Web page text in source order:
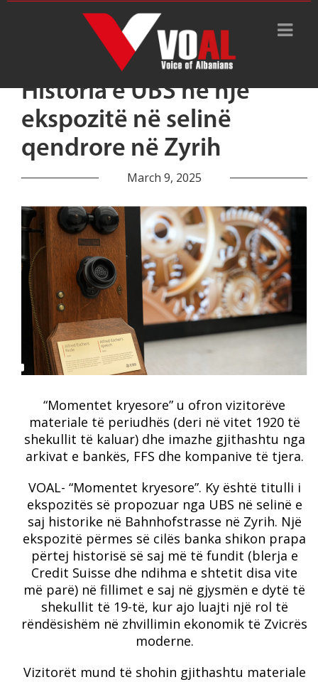
Historia e UBS në një
ekspozitë në selinë
qendrore në Zyrih
March 9, 2025
“Momentet kryesore” u ofron vizitorëve
materiale të periudhës (deri në vitet 1920 të
shekullit të kaluar) dhe imazhe gjithashtu nga
arkivat e bankës, FFS dhe kompanive të tjera.
VOAL- “Momentet kryesore”. Ky është titulli i
ekspozitës së propozuar nga UBS në selinë e
saj historike në Bahnhofstrasse në Zyrih. Një
ekspozitë përmes së cilës banka shikon prapa
përtej historisë së saj më të fundit (blerja e
Credit Suisse dhe ndihma e shtetit disa vite
më parë) në fillimet e saj në gjysmën e dytë të
shekullit të 19-të, kur ajo luajti një rol të
rëndësishëm në zhvillimin ekonomik të Zvicrës
moderne.
Vizitorët mund të shohin gjithashtu materiale